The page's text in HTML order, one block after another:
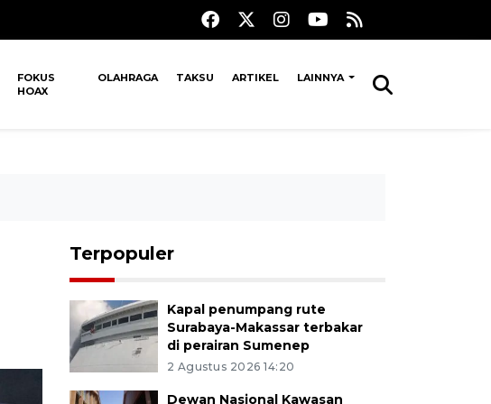
FOKUS
HOAX
OLAHRAGA TAKSU ARTIKEL LAINNYA
Terpopuler
Kapal penumpang rute
Surabaya-Makassar terbakar
di perairan Sumenep
2 Agustus 2026 14:20
Dewan Nasional Kawasan